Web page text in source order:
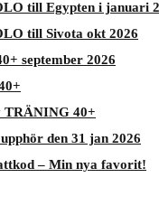
till Egypten i januari
till Sivota okt 2026
september 2026
TRÄNING 40+
den 31 jan 2026
– Min nya favorit!